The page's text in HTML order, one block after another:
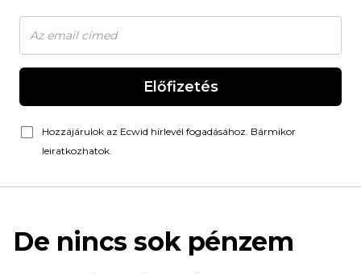
Előfizetés
Hozzájárulok az Ecwid hírlevél fogadásához. Bármikor
leiratkozhatok.
De nincs sok pénzem